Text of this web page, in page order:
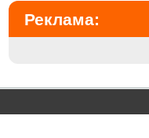
Реклама: